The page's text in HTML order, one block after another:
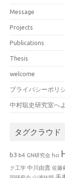
Message
Projects
Publications
Thesis
welcome
プライバシーポリ
中村聡史研究室へ
タグクラウド
b3 b4 GN研究会 hci
ク工学 中川由貴 佐藤